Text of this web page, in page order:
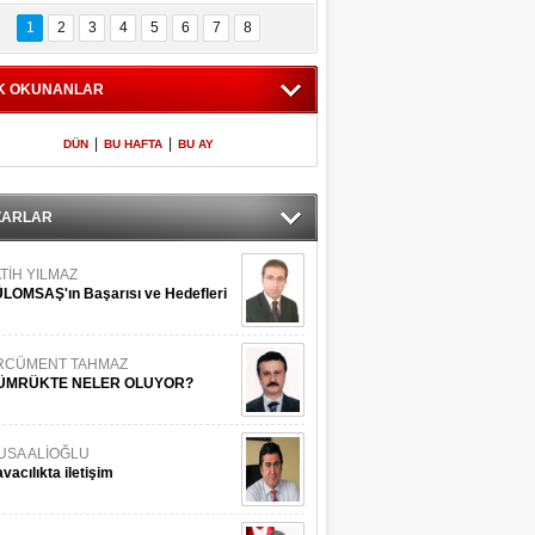
İstanbul
Adaları
600 milletvekilinin
listesi
1 2 3 4 5 6 7 8
OKUNANLAR
DÜN BU HAFTA BU AY
YILMAZ
Başarısı ve Hedefleri
TAHMAZ
NELER OLUYOR?
ALİOĞLU
iletişim